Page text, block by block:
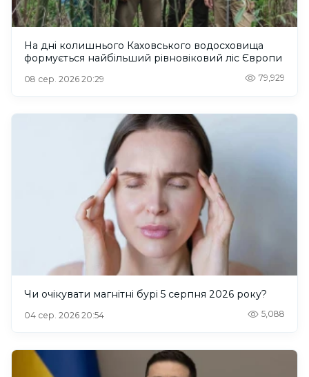
На дні колишнього Каховського водосховища
формується найбільший рівновіковий ліс Європи
08 сер. 2026 20:29 79,929
Чи очікувати магнітні бурі 5 серпня 2026 року?
04 сер. 2026 20:54 5,088